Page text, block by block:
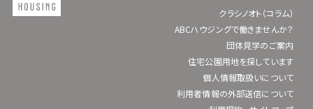
クラシノオト（コラム）
ABCハウジングで働きませんか？
団体見学のご案内
住宅公園用地を探しています
個人情報取扱いについて
利用者情報の外部送信について